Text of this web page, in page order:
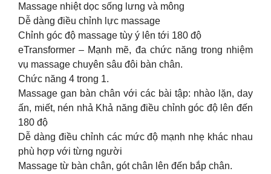
Massage nhiệt dọc sống lưng và mông
Dễ dàng điều chỉnh lực massage
Chỉnh góc độ massage tùy ý lên tới 180 độ
eTransformer – Mạnh mẽ, đa chức năng trong nhiệm
vụ massage chuyên sâu đôi bàn chân.
Chức năng 4 trong 1.
Massage gan bàn chân với các bài tập: nhào lặn, day
ấn, miết, nén nhả Khả năng điều chỉnh góc độ lên đến
180 độ
Dễ dàng điều chỉnh các mức độ mạnh nhẹ khác nhau
phù hợp với từng người
Massage từ bàn chân, gót chân lên đến bắp chân.